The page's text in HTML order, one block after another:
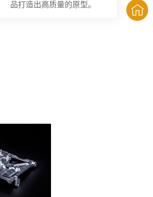
品打造出高质量的原型。